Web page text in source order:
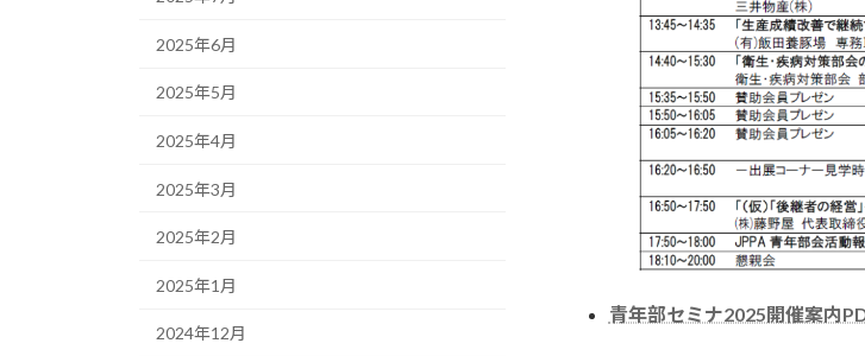
青年部セミナ2025開催案内
2025年6月
2025年5月
2025年4月
2025年3月
2025年2月
2025年1月
2024年12月